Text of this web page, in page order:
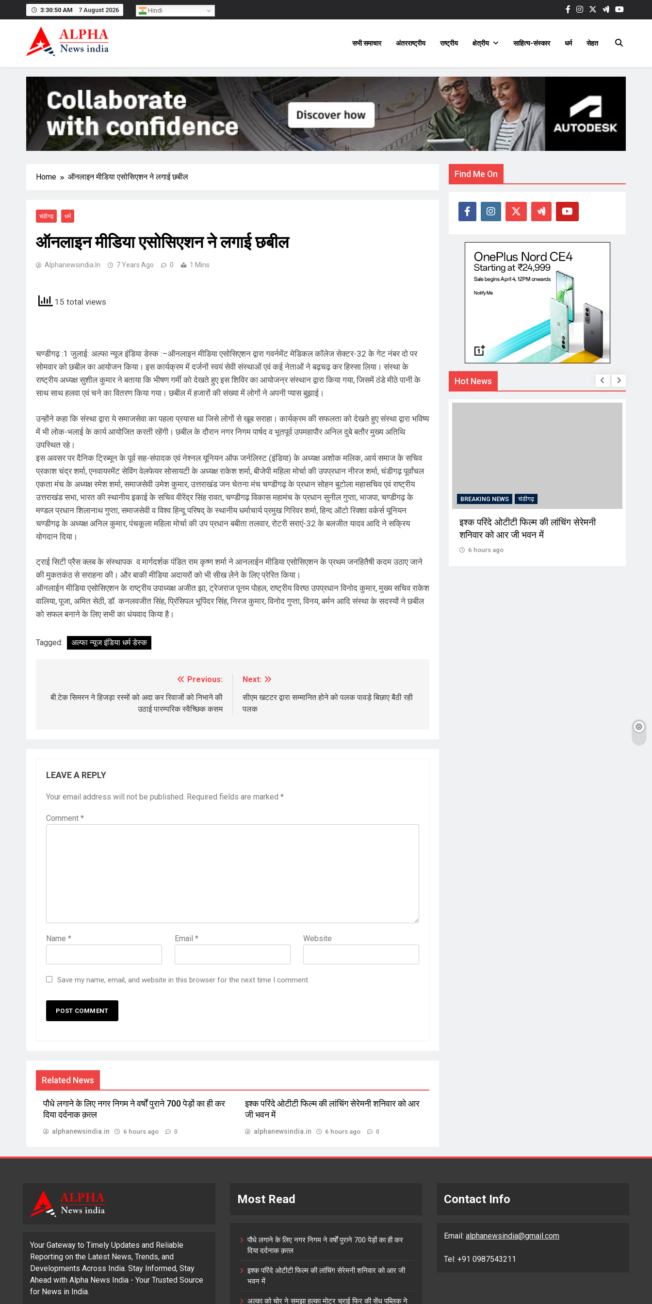
3:30:51 AM 7 August 2026
सभी समाचार अंतरराष्ट्रीय राष्ट्रीय क्षेत्रीय साहित्य-संस्कार धर्म सेहत
Home ऑनलाइन मीडिया एसोसिएशन ने लगाई छबील
चंडीगढ़ धर्म
ऑनलाइन मीडिया एसोसिएशन ने लगाई छबील
Alphanewsindia.in 7 Years Ago 0 1 Mins
15 total views
चण्डीगढ़ :1 जुलाई: अल्फा न्यूज इंडिया डेस्क :–ऑनलाइन मीडिया एसोसिएशन द्वारा गवर्नमेंट मेडिकल कॉलेज सेक्टर-32 के गेट नंबर दो पर
सोमवार को छबील का आयोजन किया। इस कार्यक्रम में दर्जनों स्वयं सेवी संस्थाओं एवं कई नेताओं ने बढ़चढ़ कर हिस्सा लिया। संस्था के
राष्ट्रीय अध्यक्ष सुशील कुमार ने बताया कि भीषण गर्मी को देखते हुए इस शिविर का आयोजन्र संस्थान द्वारा किया गया, जिसमें ठंडे मीठे पानी के
साथ साथ हलवा एवं चने का वितरण किया गया। छबील में हजारों की संख्या में लोगों ने अपनी प्यास बुझाई।
उन्होंने कहा कि संस्था द्वारा ये समाजसेवा का पहला प्रयास था जिसे लोगों से खूब सराहा। कार्यक्रम की सफलता को देखते हुए संस्था द्वारा भविष्य
में भी लोक-भलाई के कार्य आयोजित करती रहेंगी। छबील के दौरान नगर निगम पार्षद व भूतपूर्व उपमहापौर अनिल दुबे बतौर मुख्य अतिथि
उपस्थित रहे।
इस अवसर पर दैनिक ट्रिब्यून के पूर्व सह-संपादक एवं नेश्नल यूनियन ऑफ जर्नलिस्ट (इंडिया) के अध्यक्ष अशोक मलिक, आर्य समाज के सचिव
प्रकाश चंद्र शर्मा, एनवायरमेंट सेविंग वेलफेयर सोसायटी के अध्यक्ष राकेश शर्मा, बीजेपी महिला मोर्चा की उपप्रधान नीरज शर्मा, चंडीगढ़ पूर्वांचल
एकता मंच के अध्यक्ष रमेश शर्मा, समाजसेवी उमेश कुमार, उत्तराखंड जन चेतना मंच चण्डीगढ़ के प्रधान सोहन बुटोला महासचिव एवं राष्ट्रीय
उत्तराखंड सभा, भारत की स्थानीय इकाई के सचिव वीरेंद्र सिंह रावत, चण्डीगढ़ विकास महामंच के प्रधान सुनील गुप्ता, भाजपा, चण्डीगढ़ के
मण्डल प्रधान शिलानाथ गुप्ता, समाजसेवी व विश्व हिन्दू परिषद् के स्थानीय धर्माचार्य प्रमुख गिरिवर शर्मा, हिन्द ऑटो रिक्शा वर्कर्स यूनियन
चण्डीगढ़ के अध्यक्ष अनिल कुमार, पंचकूला महिला मोर्चा की उप प्रधान बबीता तलवार, रोटरी सराएं-32 के बलजीत यादव आदि ने सक्रिय
योगदान दिया।
ट्राई सिटी प्रैस क्लब के संस्थापक व मार्गदर्शक पंडित राम कृष्ण शर्मा ने आनलाईन मीडिया एसोसिएशन के प्रथम जनहितैषी कदम उठाए जाने
की मुकतकंठ से सराहना की। और बाकी मीडिया अदायरों को भी सीख लेेने के लिए प्रेरित किया।
ऑनलाईन मीडिया एसोसिएशन के राष्ट्रीय उपाध्यक्ष अजीत झा, ट्रेजराज पूनम पोहल, राष्ट्रीय विरष्ठ उपप्रधान विनोद कुमार, मुख्य सचिव राकेश
वालिया, पूजा, अमित सेठी, डॉ. कनलवजीत सिंह, प्रिंसिपल भूपिंदर सिंह, निरज कुमार, विनोद गुप्ता, विनय, बर्मन आदि संस्था के सदस्यों ने छबील
को सफल बनाने के लिए सभी का धंयवाद किया है।
Tagged: अल्फा न्यूज इंडिया धर्म डेस्क
navigation
Previous:
बी.टेक सिमरन ने हिजड़ा रस्मों को अदा कर रिवाजों को निभाने की
उठाई पारम्परिक स्वैच्छिक कसम
Next:
सीएम खटटर द्वारा सम्मानित होने को पलक पावड़े बिछाए बैठी रही
पलक
LEAVE A REPLY
Your email address will not be published. Required fields are marked *
Comment *
Name * Email* Website
Save my name, email, and website in this browser for the next time I comment.
Related News
पौधे लगाने के लिए नगर निगम ने वर्षों पुराने 700 पेड़ों का ही कर
दिया दर्दनाक क़त्ल
alphanewsindia.in 6 hours ago 0
इश्क परिंदे ओटीटी फिल्म की लांचिंग सेरेमनी शनिवार को आर
जी भवन में
alphanewsindia.in 6 hours ago 0
Find Me On
Hot News
BREAKING NEWS चंडीगढ़
पौधे लगाने के लिए नगर निगम ने वर्षों पुराने 700
BREAKING NEWS चंडीगढ़
इश्क परिंदे ओटीटी फिल्म की लांचिंग सेरेमनी
शनिवार को आर जी भवन में
6 hours ago
Your Gateway to Timely Updates and Reliable
Reporting on the Latest News, Trends, and
Developments Across India. Stay Informed, Stay
Ahead with Alpha News India - Your Trusted Source
for News in India.
Most Read
पौधे लगाने के लिए नगर निगम ने वर्षों पुराने 700 पेड़ों का ही कर
दिया दर्दनाक क़त्ल
इश्क परिंदे ओटीटी फिल्म की लांचिंग सेरेमनी शनिवार को आर जी
भवन में
अल्का को चोर ने समझा हल्का मोटर चुराई फिर की सेंध पब्लिक ने
Contact Info
Email:alphanewsindia@gmail.com
Tel: +91 0987543211
Hindi